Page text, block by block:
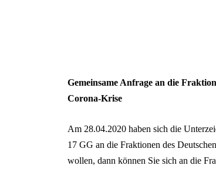
Gemeinsame Anfrage an die
Corona-Krise
Am 28.04.2020 haben sich die
17 GG an die Fraktionen des
wollen, dann können Sie sich an die